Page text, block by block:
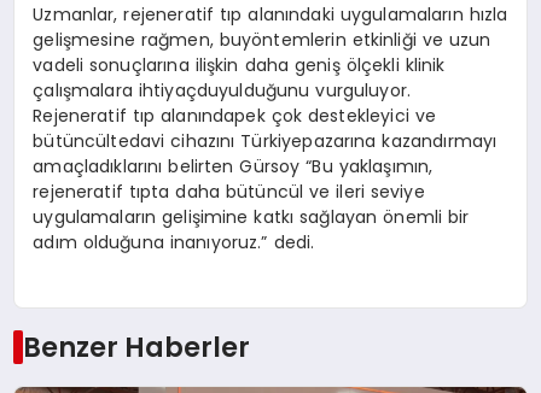
Uzmanlar, rejeneratif tıp alanındaki uygulamaların hızla
gelişmesine rağmen, buyöntemlerin etkinliği ve uzun
vadeli sonuçlarına ilişkin daha geniş ölçekli klinik
çalışmalara ihtiyaçduyulduğunu vurguluyor.
Rejeneratif tıp alanındapek çok destekleyici ve
bütüncültedavi cihazını Türkiyepazarına kazandırmayı
amaçladıklarını belirten Gürsoy “Bu yaklaşımın,
rejeneratif tıpta daha bütüncül ve ileri seviye
uygulamaların gelişimine katkı sağlayan önemli bir
adım olduğuna inanıyoruz.” dedi.
Benzer Haberler